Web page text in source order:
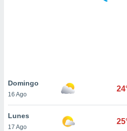
similares
como
sitio
Domingo
16 Ago
Lunes
17 Ago